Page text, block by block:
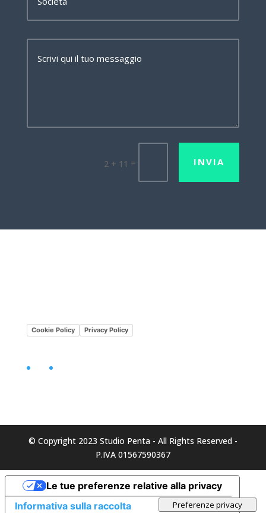
2 + 11 = INVIA
Cookie Policy Privacy Policy
Facebook
© Copyright 2023 Studio Penta - All Rights Reserved -
P.IVA 01567590367
Informativa sulla raccolta
Le tue preferenze relative alla privacy